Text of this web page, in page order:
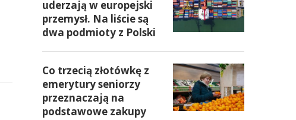
uderzają w europejski
przemysł. Na liście są
dwa podmioty z Polski
Co trzecią złotówkę z
emerytury seniorzy
przeznaczają na
podstawowe zakupy